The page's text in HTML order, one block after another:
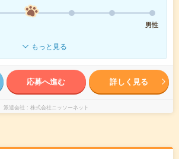
男性
もっと見る
応募へ進む 詳しく見る
派遣会社 株式会社ニッソーネット